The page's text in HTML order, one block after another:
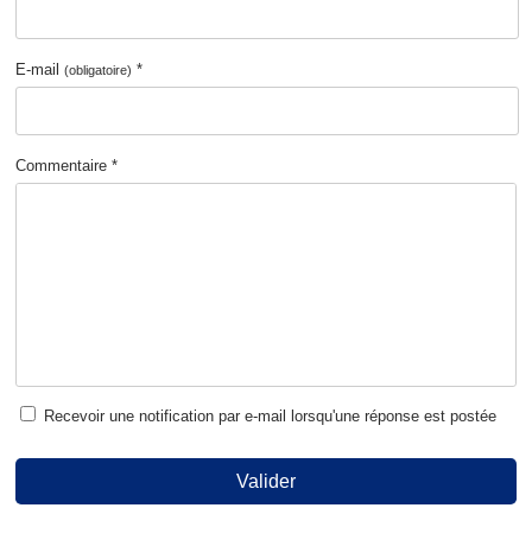
E-mail(obligatoire) *
Commentaire *
Recevoir une notification par e-mail lorsqu'une réponse est postée
Valider